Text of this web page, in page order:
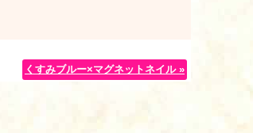
くすみブルー×マグネットネイル »